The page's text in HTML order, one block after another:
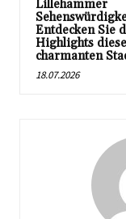
Lillehammer
Entdecken Sie
Highlights
charmanten
18.07.2026